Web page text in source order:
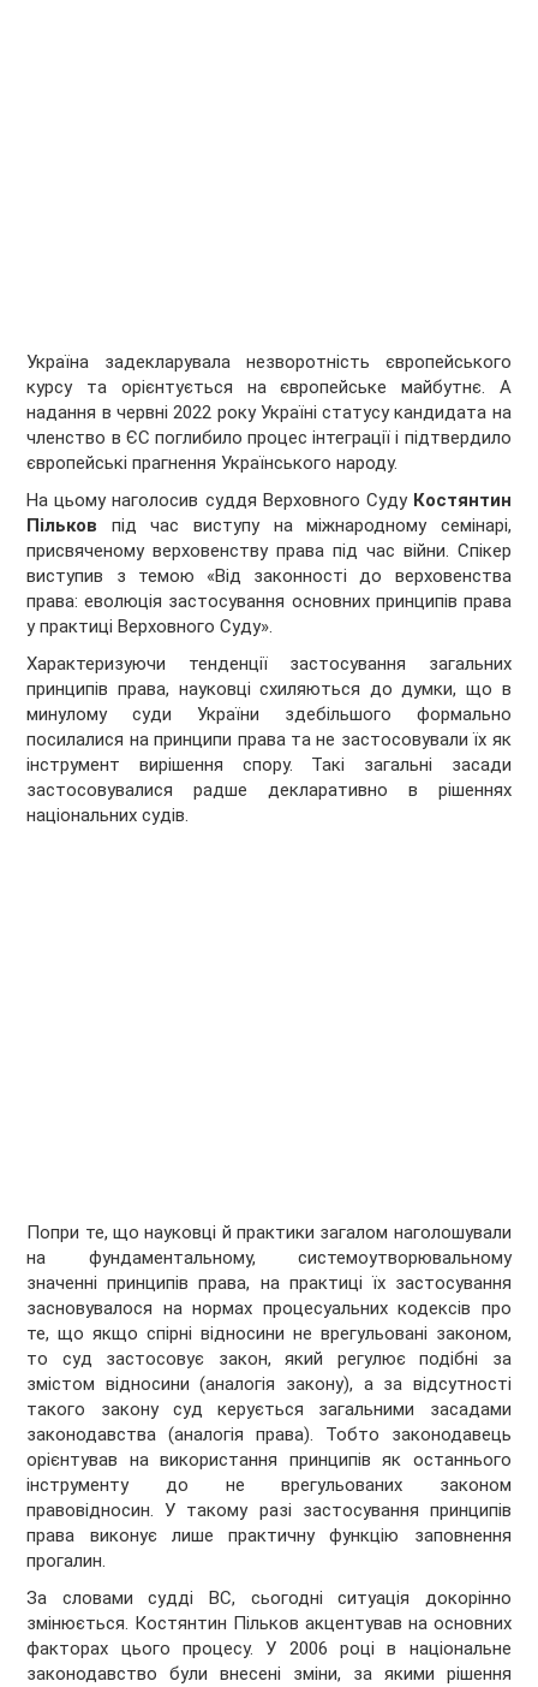
Україна задекларувала незворотність європейського
курсу та орієнтується на європейське майбутнє. А
надання в червні 2022 року Україні статусу кандидата на
членство в ЄС поглибило процес інтеграції і підтвердило
європейські прагнення Українського народу.
На цьому наголосив суддя Верховного Суду Костянтин
Пільков під час виступу на міжнародному семінарі,
присвяченому верховенству права під час війни. Спікер
виступив з темою «Від законності до верховенства
права: еволюція застосування основних принципів права
у практиці Верховного Суду».
Характеризуючи тенденції застосування загальних
принципів права, науковці схиляються до думки, що в
минулому суди України здебільшого формально
посилалися на принципи права та не застосовували їх як
інструмент вирішення спору. Такі загальні засади
застосовувалися радше декларативно в рішеннях
національних судів.
Попри те, що науковці й практики загалом наголошували
на фундаментальному, системоутворювальному
значенні принципів права, на практиці їх застосування
засновувалося на нормах процесуальних кодексів про
те, що якщо спірні відносини не врегульовані законом,
то суд застосовує закон, який регулює подібні за
змістом відносини (аналогія закону), а за відсутності
такого закону суд керується загальними засадами
законодавства (аналогія права). Тобто законодавець
орієнтував на використання принципів як останнього
інструменту до не врегульованих законом
правовідносин. У такому разі застосування принципів
права виконує лише практичну функцію заповнення
прогалин.
За словами судді ВС, сьогодні ситуація докорінно
змінюється. Костянтин Пільков акцентував на основних
факторах цього процесу. У 2006 році в національне
законодавство були внесені зміни, за якими рішення